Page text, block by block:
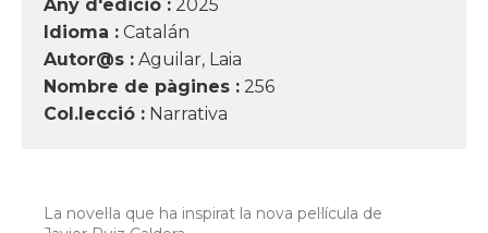
Any d'edició : 2025
Idioma : Catalán
Autor@s : Aguilar, Laia
Nombre de pàgines : 256
Col.lecció : Narrativa
La novel·la que ha inspirat la nova pel·lícula de